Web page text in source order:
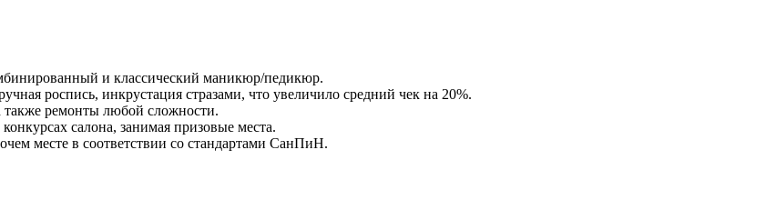
и классический маникюр/педикюр.
роспись, инкрустация стразами, что увеличило средний чек на 20%.
также ремонты любой сложности.
салона, занимая призовые места.
месте в соответствии со стандартами СанПиН.